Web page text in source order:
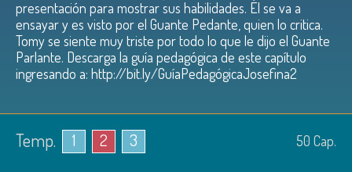
presentación para mostrar sus habilidades. Él se va a
ensayar y es visto por el Guante Pedante, quien lo critica.
Tomy se siente muy triste por todo lo que le dijo el Guante
Parlante. Descarga la guía pedagógica de este capítulo
ingresando a: http://bit.ly/GuíaPedagógicaJosefina2
Temp. 1 2 3 50 Cap.